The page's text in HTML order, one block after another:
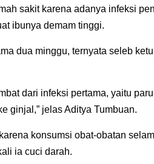
sakit karena adanya infeksi
ibunya demam tinggi.
dua minggu, ternyata seleb
dari infeksi pertama, yaitu
ginjal,” jelas Aditya Tumbuan.
konsumsi obat-obatan
ia cuci darah.